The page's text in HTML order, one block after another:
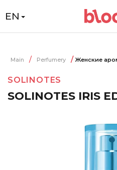
EN
Main Perfumery Женские
SOLINOTES
SOLINOTES IRIS